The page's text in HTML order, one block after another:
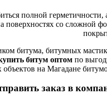
полной
поверхностях со
битума, битумных
битум оптомпо
на Магадане
заказ в